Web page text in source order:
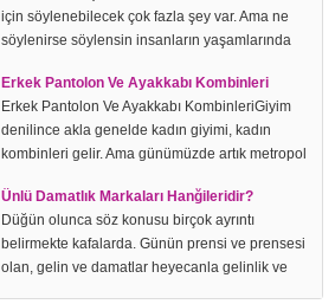
için söylenebilecek çok fazla şey var. Ama ne
söylenirse söylensin insanların yaşamlarında
sadece kadınların değil erkeklerin...
Erkek Pantolon Ve Ayakkabı Kombinleri
Erkek Pantolon Ve Ayakkabı KombinleriGiyim
denilince akla genelde kadın giyimi, kadın
kombinleri gelir. Ama günümüzde artık metropol
istinaden de erkek pantolon ve ayakkabı...
Ünlü Damatlık Markaları Hanğileridir?
Düğün olunca söz konusu birçok ayrıntı
belirmekte kafalarda. Günün prensi ve prensesi
olan, gelin ve damatlar heyecanla gelinlik ve